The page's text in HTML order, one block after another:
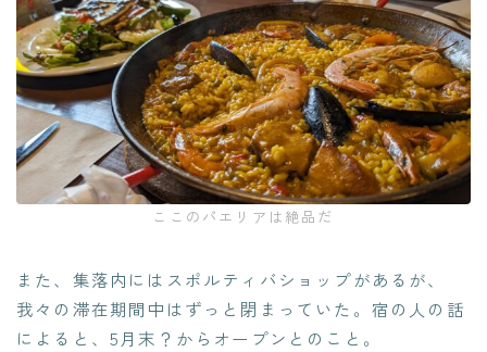
ここのパエリアは絶品だ
また、集落内にはスポルティバショップがあるが、
我々の滞在期間中はずっと閉まっていた。宿の人の話
によると、5月末？からオープンとのこと。